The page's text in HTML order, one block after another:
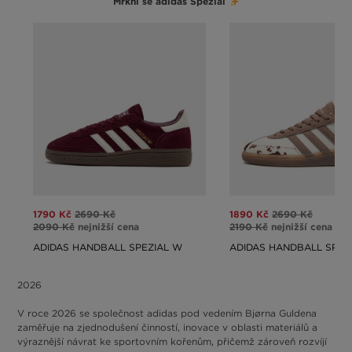
1790 Kč 2690 Kč
2090 Kč nejnižší cena
ADIDAS HANDBALL SPEZIAL W
1890 Kč 2690 Kč
2190 Kč nejnižší cena
ADIDAS HANDBALL
2026
V roce 2026 se společnost adidas pod vedením Bjørna Guldena
zaměřuje na zjednodušení činností, inovace v oblasti materiálů a
výraznější návrat ke sportovním kořenům, přičemž zároveň rozvíjí